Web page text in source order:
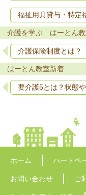
福祉用具貸与・特定
介護を学ぶ はーとん教
介護保険制度とは？
はーとん教室新着
要介護5とは？状態
ホーム ハートペ
お問い合わせ ご